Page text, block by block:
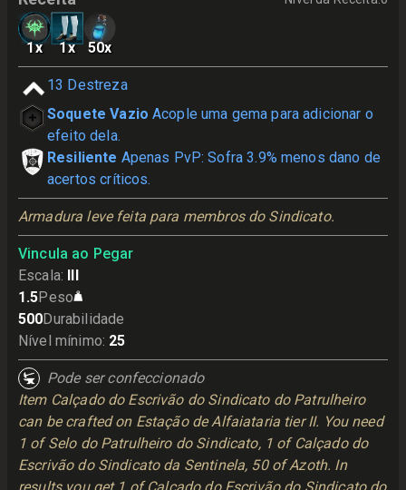
1x 1x 50x
13 Destreza
Soquete Vazio Acople uma gema para adicionar o
efeito dela.
Resiliente Apenas PvP: Sofra 3.9% menos dano de
acertos críticos.
Armadura leve feita para membros do Sindicato.
Vincula ao Pegar
Escala: III
1.5Peso
500Durabilidade
Nível mínimo: 25
Pode ser confeccionado
Item Calçado do Escrivão do Sindicato do Patrulheiro
can be crafted on Estação de Alfaiataria tier II. You need
1 of Selo do Patrulheiro do Sindicato, 1 of Calçado do
Escrivão do Sindicato da Sentinela, 50 of Azoth. In